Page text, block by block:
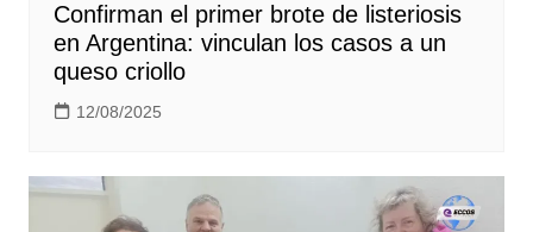
Confirman el primer brote de listeriosis
en Argentina: vinculan los casos a un
queso criollo
12/08/2025